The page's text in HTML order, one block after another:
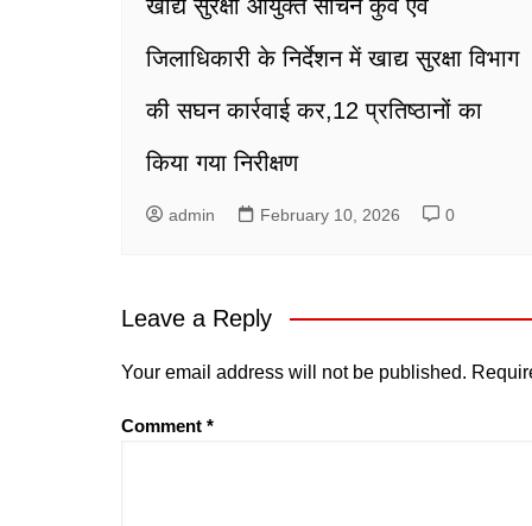
खाद्य सुरक्षा आयुक्त सचिन कुर्वे एवं
जिलाधिकारी के निर्देशन में खाद्य सुरक्षा विभाग
की सघन कार्रवाई कर,12 प्रतिष्ठानों का
किया गया निरीक्षण
admin February 10, 2026 0
Leave a Reply
Your email address will not be published.
Comment *